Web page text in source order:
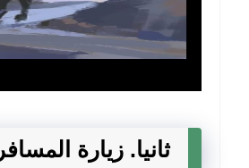
ثانيا. زيارة المسافر